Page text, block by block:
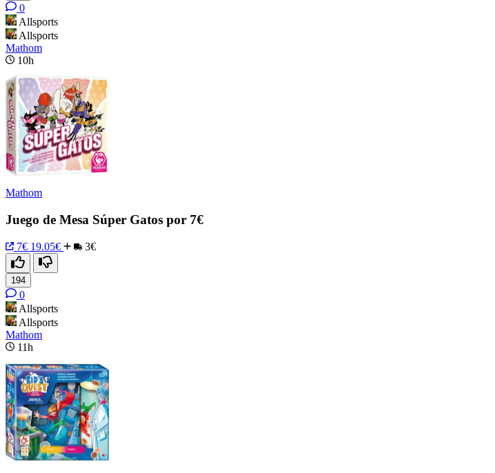
0
Allsports
Allsports
Mathom
10h
Mathom
Juego de Mesa Súper Gatos por 7€
7€ 19.05€ 3€
194
0
Allsports
Allsports
Mathom
11h